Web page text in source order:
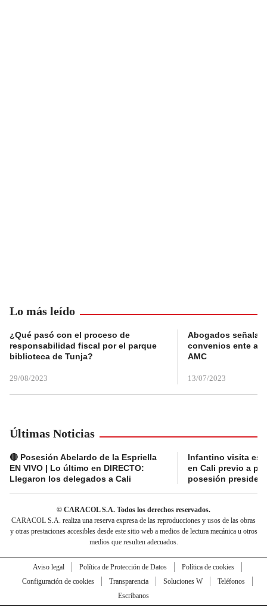
Lo más leído
¿Qué pasó con el proceso de
responsabilidad fiscal por el parque
biblioteca de Tunja?
29/08/2023
Abogados
convenios ente
AMC
13/07/2023
Últimas Noticias
🔴 Posesión Abelardo de la Espriella
EN VIVO | Lo último en DIRECTO:
Llegaron los delegados a Cali
Infantino visita
en Cali previo a
posesión
© CARACOL S.A. Todos los derechos reservados.
CARACOL S.A. realiza una reserva expresa de las reproducciones y usos de las obras
y otras prestaciones accesibles desde este sitio web a medios de lectura mecánica u otros
medios que resulten adecuados.
Aviso legal Política de Protección de Datos
Política de cookies
Configuración de cookies
Transparencia Soluciones W
Teléfonos
Escríbanos